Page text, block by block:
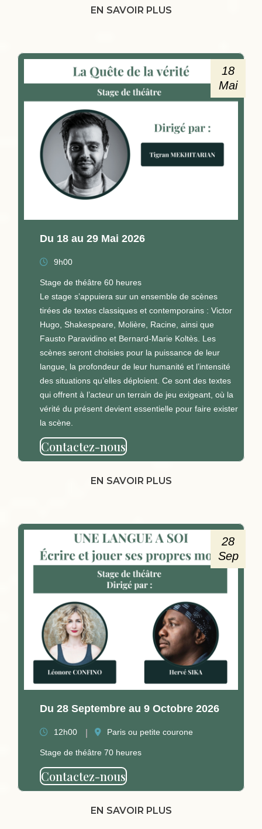
EN SAVOIR PLUS
18
Mai
Du 18 au 29 Mai 2026
9h00
Stage de théâtre 60 heures
Le stage s’appuiera sur un ensemble de scènes
tirées de textes classiques et contemporains : Victor
Hugo, Shakespeare, Molière, Racine, ainsi que
Fausto Paravidino et Bernard-Marie Koltès. Les
scènes seront choisies pour la puissance de leur
langue, la profondeur de leur humanité et l’intensité
des situations qu’elles déploient. Ce sont des textes
qui offrent à l’acteur un terrain de jeu exigeant, où la
vérité du présent devient essentielle pour faire exister
la scène.
Contactez-nous
EN SAVOIR PLUS
28
Sep
Du 28 Septembre au 9 Octobre 2026
12h00 Paris ou petite courone
Stage de théâtre 70 heures
Contactez-nous
EN SAVOIR PLUS